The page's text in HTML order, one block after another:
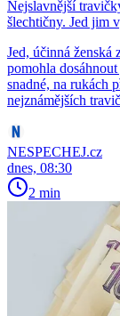
Nejslavnější
šlechtičny. Jed jim
Jed, účinná ženská
pomohla
snadné, na rukách
nejznámějších
NESPECHEJ.cz
dnes, 08:30
2 min